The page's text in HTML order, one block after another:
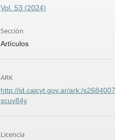
Vol. 53 (2024)
Sección
Artículos
ARK
http://id.caicyt.gov.ar/ark:/
scuv84y
Licencia